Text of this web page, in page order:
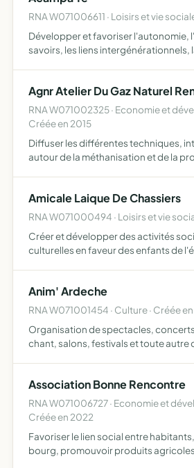
RNA W071006611 · Loisirs et vie
Développer et favoriser l'autonomie,
savoirs, les liens intergénérationnels,
Agnr Atelier Du Gaz Naturel
RNA W071002325 · Economie et
Créée en 2015
Diffuser les différentes techniques,
autour de la méthanisation et de la
Amicale Laique De Chassiers
RNA W071000494 · Loisirs et vie
Créer et développer des activités
culturelles en faveur des enfants de
Anim' Ardeche
RNA W071001454 · Culture · Créée en
Organisation de spectacles,
chant, salons, festivals et toute autre
publiqu…
Association Bonne Rencontre
RNA W071006727 · Economie et
Créée en 2022
Favoriser le lien social entre
bourg, promouvoir produits